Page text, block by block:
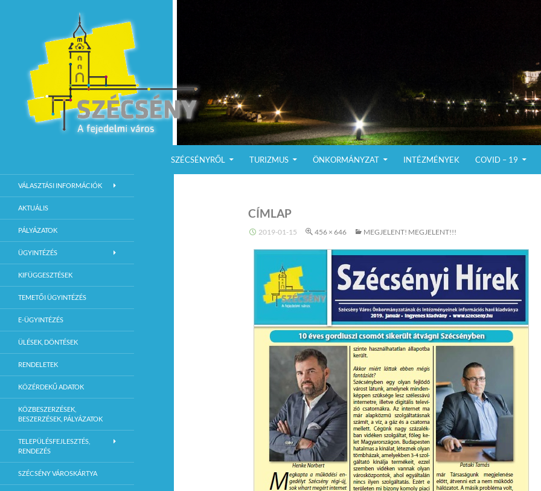
SZÉCSÉNYRŐL
TURIZMUS ÖNKORMÁNYZAT INTÉZMÉNYEK COVID – 19
CÍMLAP
2019-01-15 456 × 646 MEGJELENT! MEGJELENT!!!
Szécsény Város Hivatalos Weboldala
VÁLASZTÁSI INFORMÁCIÓK
AKTUÁLIS
PÁLYÁZATOK
ÜGYINTÉZÉS
KIFÜGGESZTÉSEK
TEMETŐI ÜGYINTÉZÉS
E-ÜGYINTÉZÉS
ÜLÉSEK, DÖNTÉSEK
RENDELETEK
KÖZÉRDEKŰ ADATOK
KÖZBESZERZÉSEK,
BESZERZÉSEK, PÁLYÁZATOK
TELEPÜLÉSFEJLESZTÉS,
RENDEZÉS
SZÉCSÉNY VÁROSKÁRTYA